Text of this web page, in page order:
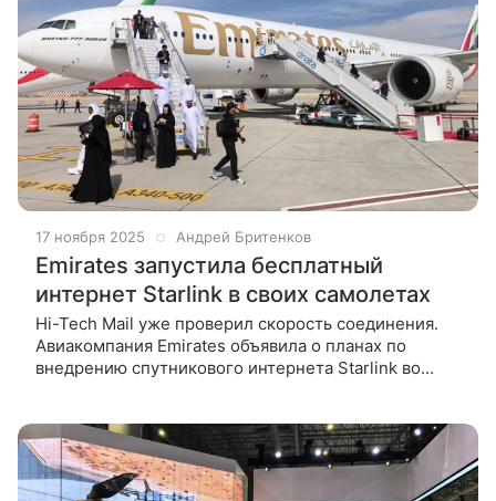
17 ноября 2025 Андрей Бритенков
Emirates запустила бесплатный
интернет Starlink в своих самолетах
Hi-Tech Mail уже проверил скорость соединения.
Авиакомпания Emirates объявила о планах по
внедрению спутникового интернета Starlink во